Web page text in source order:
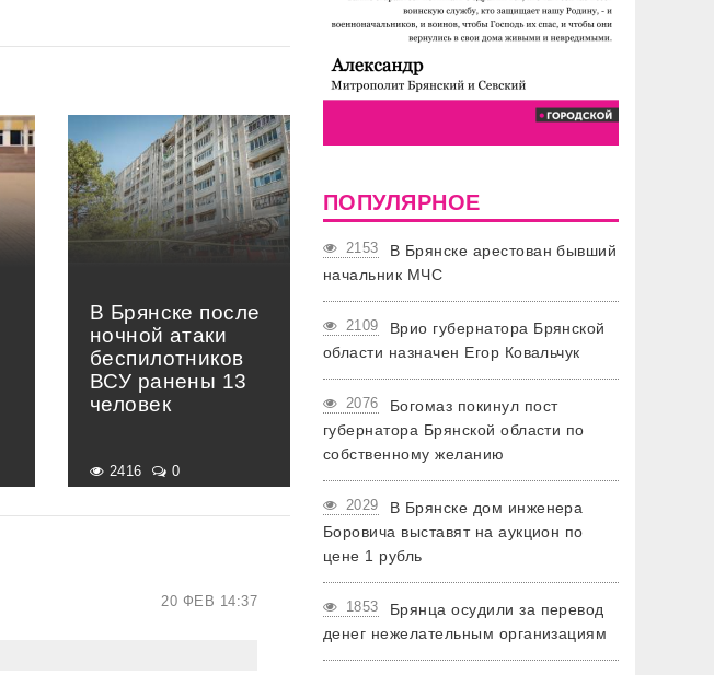
В Брянске после
ночной атаки
беспилотников
ВСУ ранены 13
человек
2416 0
20 ФЕВ 14:37
ПОПУЛЯРНОЕ
2153
В Брянске арестован бывший
начальник МЧС
2109
Врио губернатора Брянской
области назначен Егор Ковальчук
2076
Богомаз покинул пост
губернатора Брянской области по
собственному желанию
2029
В Брянске дом инженера
Боровича выставят на аукцион по
цене 1 рубль
1853
Брянца осудили за перевод
денег нежелательным организациям